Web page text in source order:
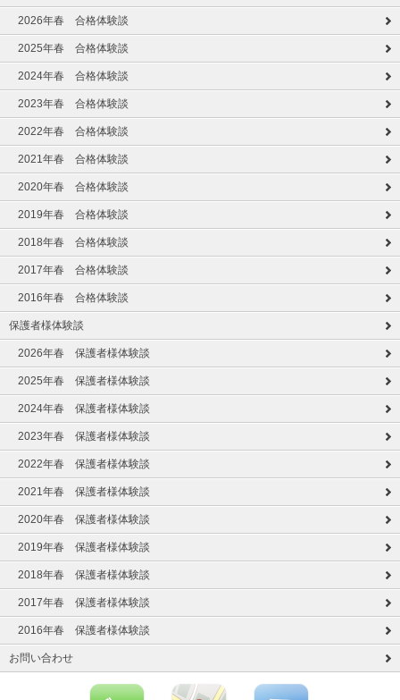
2026年春 合格体験談
2025年春 合格体験談
2024年春 合格体験談
2023年春 合格体験談
2022年春 合格体験談
2021年春 合格体験談
2020年春 合格体験談
2019年春 合格体験談
2018年春 合格体験談
2017年春 合格体験談
2016年春 合格体験談
保護者様体験談
2026年春 保護者様体験談
2025年春 保護者様体験談
2024年春 保護者様体験談
2023年春 保護者様体験談
2022年春 保護者様体験談
2021年春 保護者様体験談
2020年春 保護者様体験談
2019年春 保護者様体験談
2018年春 保護者様体験談
2017年春 保護者様体験談
2016年春 保護者様体験談
お問い合わせ